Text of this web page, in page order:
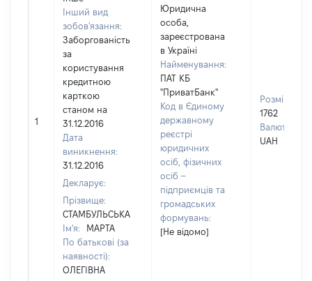
1
Інший вид
зобов'язання:
Заборгованість
за
користування
кредитною
карткою
станом на
31.12.2016
Дата
виникнення:
31.12.2016
Декларує:
Прізвище:
СТАМБУЛЬСЬКА
Ім'я:
МАРТА
По батькові (за
наявності):
ОЛЕГІВНА
Юридична
особа,
зареєстрована
в Україні
Найменування:
ПАТ КБ
"ПриватБанк"
Код в Єдиному
державному
реєстрі
юридичних
осіб, фізичних
осіб –
підприємців та
громадських
формувань:
[Не відомо]
Розмір:
1762
Валюта:
UAH